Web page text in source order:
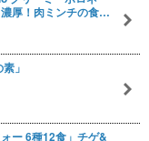
厚！肉ミンチの食…
」
ー 6種12食」チゲ&